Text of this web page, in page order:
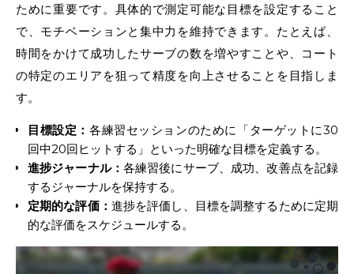
ために重要です。具体的で測定可能な目標を設定すること
で、モチベーションと集中力を維持できます。たとえば、
時間をかけて成功したサーブの数を増やすことや、コート
の特定のエリアを狙って精度を向上させることを目指しま
す。
目標設定： 各練習セッションのために「ターゲットに30
回中20回ヒットする」といった明確な目標を定義する。
進捗ジャーナル： 各練習後にサーブ、成功、改善点を記録
するジャーナルを保持する。
定期的な評価： 進捗を評価し、目標を調整するために定期
的な評価をスケジュールする。